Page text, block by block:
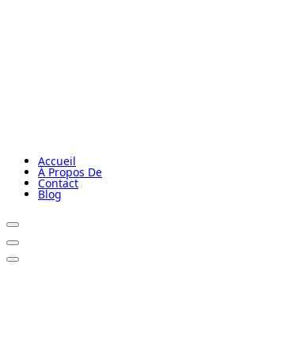
Accueil
À Propos De
Contact
Blog